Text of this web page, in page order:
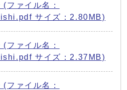
ファイル名：
サイズ：2.80MB)
ファイル名：
サイズ：2.37MB)
ファイル名：